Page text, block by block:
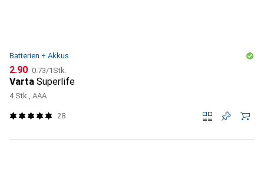
Batterien + Akkus
CHF
2.90 CHF
0.73/1Stk.
Varta Superlife
4 Stk., AAA
28